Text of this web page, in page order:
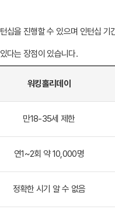
회사연혁
십을 진행할 수 있으며 인턴십 기
다는 장점이 있습니다.
워킹홀리데이
만18-35세 제한
연1~2회 약 10,000명
정확한 시기 알 수 없음